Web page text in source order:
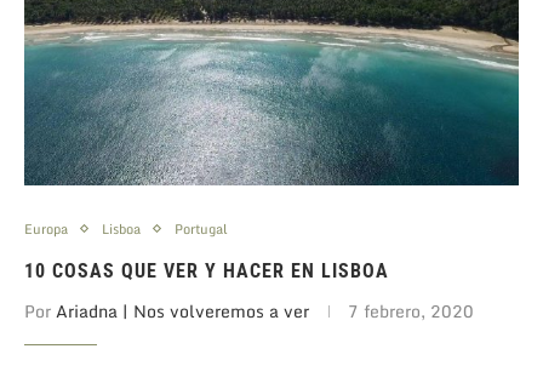
Europa Lisboa Portugal
10 COSAS QUE VER Y HACER EN LISBOA
PorAriadna | Nos volveremos a ver 7 febrero, 2020